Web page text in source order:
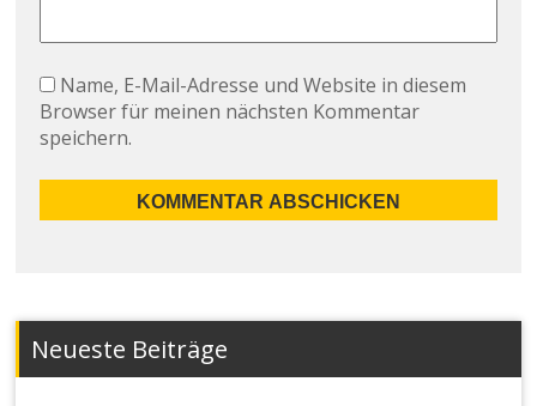
Name, E-Mail-Adresse und Website in diesem
Browser für meinen nächsten Kommentar
speichern.
Neueste Beiträge